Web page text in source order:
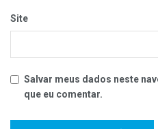
Site
Salvar meus dados neste
que eu comentar.